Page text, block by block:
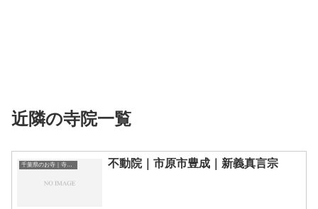
近隣の寺院一覧
千葉県のお寺｜寺院一覧 不動院｜市原市豊成｜新義真言宗